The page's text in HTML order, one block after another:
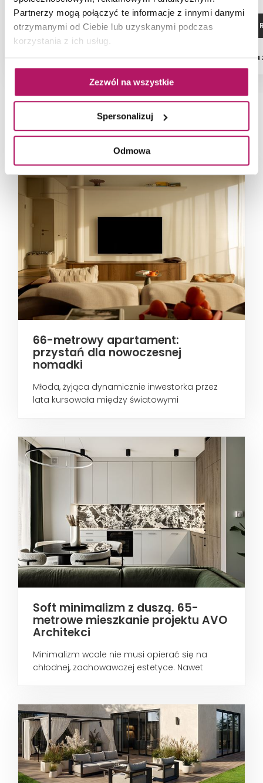
Partnerzy mogą połączyć te informacje z innymi danymi
otrzymanymi od Ciebie lub uzyskanymi podczas
korzystania z ich usług.
Zezwól na wszystkie
Spersonalizuj
Odmowa
ZOBACZ PRODUKT
Dostępność:na zamówienie
ZOBACZ
Dostępność:na
NAJNOWSZE ARTYKUŁY
66-metrowy apartament:
przystań dla nowoczesnej
nomadki
Młoda, żyjąca dynamicznie inwestorka przez
lata kursowała między światowymi
Soft minimalizm z duszą. 65-
metrowe mieszkanie projektu AVO
Architekci
Minimalizm wcale nie musi opierać się na
chłodnej, zachowawczej estetyce. Nawet